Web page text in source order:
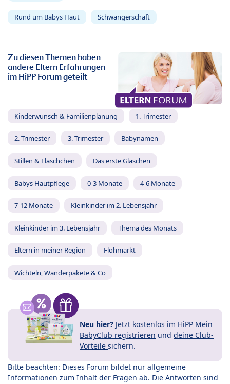
Rund um Babys Haut Schwangerschaft
Zu diesen Themen haben
andere Eltern Erfahrungen
im HiPP Forum geteilt
Kinderwunsch & Familienplanung 1. Trimester
2. Trimester 3. Trimester Babynamen
Stillen & Fläschchen Das erste Gläschen
Babys Hautpflege 0-3 Monate 4-6 Monate
7-12 Monate Kleinkinder im 2. Lebensjahr
Kleinkinder im 3. Lebensjahr Thema des Monats
Eltern in meiner Region Flohmarkt
Wichteln, Wanderpakete & Co
Neu hier? Jetzt kostenlos im HiPP Mein
BabyClub registrieren und deine Club-
Vorteile sichern.
Bitte beachten: Dieses Forum bildet nur allgemeine
Informationen zum Inhalt der Fragen ab. Die Antworten sind